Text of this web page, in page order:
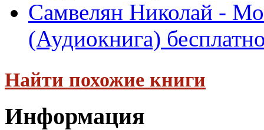
Самвелян Николай -
(Аудиокнига)
Найти похожие книги
Информация